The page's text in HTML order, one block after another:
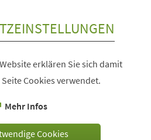
erklären Sie sich damit
Cookies verwendet.
Mehr Infos
Cookies